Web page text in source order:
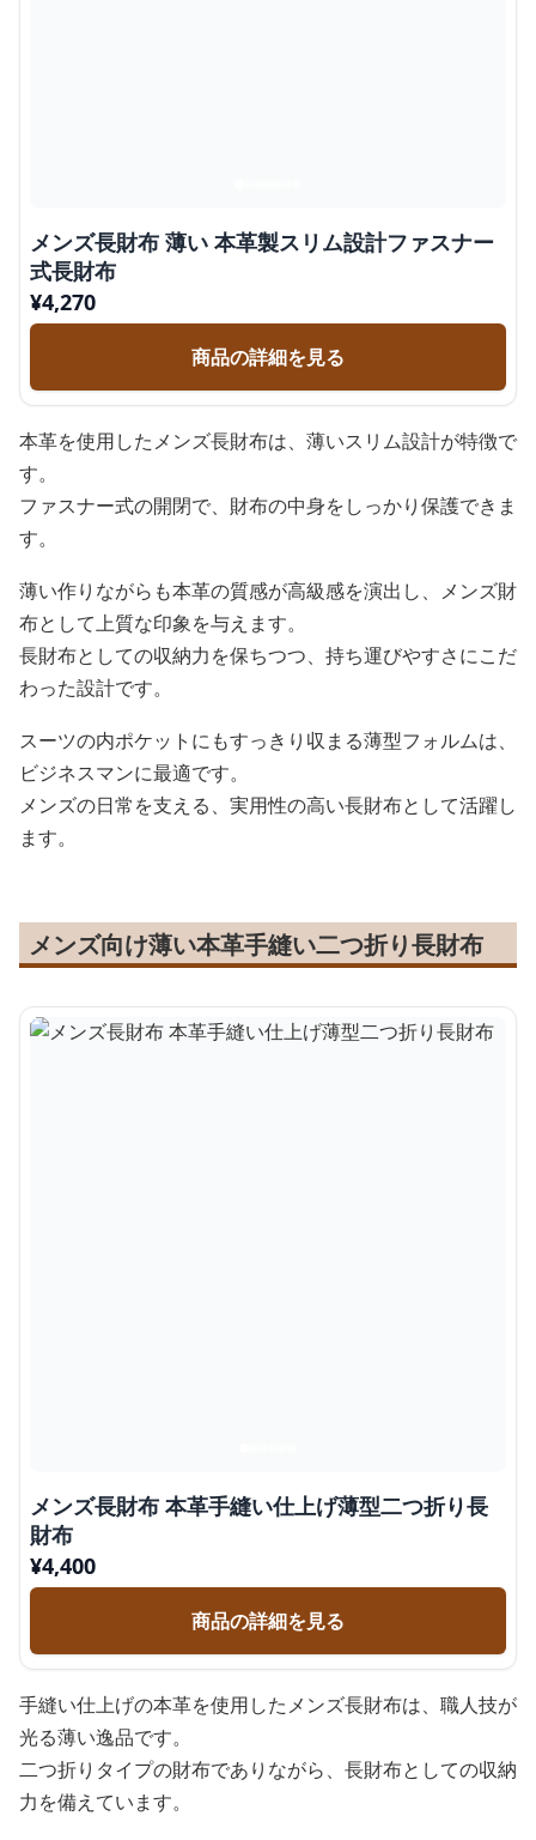
メンズ長財布 薄い 本革製スリム設計ファスナー
式長財布
¥4,270
商品の詳細を見る
本革を使用したメンズ長財布は、薄いスリム設計が特徴で
す。
ファスナー式の開閉で、財布の中身をしっかり保護できま
す。
薄い作りながらも本革の質感が高級感を演出し、メンズ財
布として上質な印象を与えます。
長財布としての収納力を保ちつつ、持ち運びやすさにこだ
わった設計です。
スーツの内ポケットにもすっきり収まる薄型フォルムは、
ビジネスマンに最適です。
メンズの日常を支える、実用性の高い長財布として活躍し
ます。
メンズ向け薄い本革手縫い二つ折り長財布
メンズ長財布 本革手縫い仕上げ薄型二つ折り長
財布
¥4,400
商品の詳細を見る
手縫い仕上げの本革を使用したメンズ長財布は、職人技が
光る薄い逸品です。
二つ折りタイプの財布でありながら、長財布としての収納
力を備えています。